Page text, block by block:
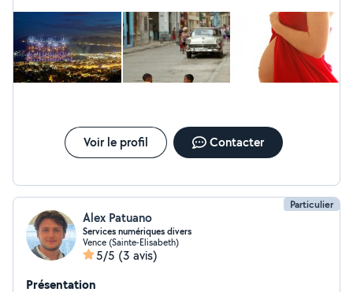
Voir le profil Contacter
Particulier
Alex Patuano
Services numériques divers
Vence (Sainte-Elisabeth)
5/5 (3 avis)
Présentation